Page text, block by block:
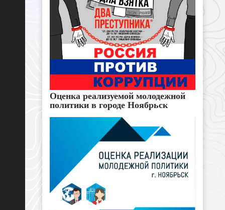
Оценка реализуемой молодежной
политики в городе Ноябрьск